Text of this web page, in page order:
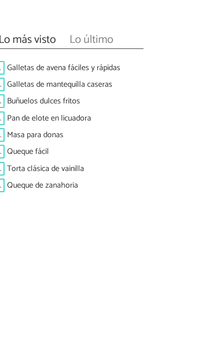
Lo más visto Lo último
Galletas de avena fáciles y rápidas
Galletas de mantequilla caseras
Buñuelos dulces fritos
Pan de elote en licuadora
Masa para donas
Queque fácil
Torta clásica de vainilla
Queque de zanahoria